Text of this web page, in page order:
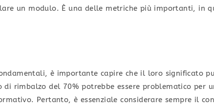
un modulo. È una delle metriche più importanti, in
è importante capire che il loro significato
di rimbalzo del 70% potrebbe essere problematico per
Pertanto, è essenziale considerare sempre il